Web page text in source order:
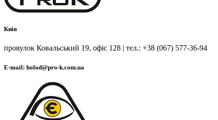
Киів
провулок Ковальський 19, офіс 128 | тел.: +38 (067) 577-36-94
E-mail: holod@pro-k.com.ua